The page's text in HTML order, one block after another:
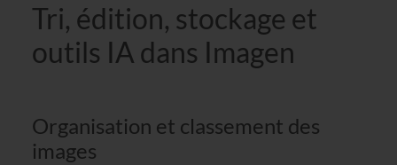
Tri, édition, stockage et
outils IA dans Imagen
Organisation et classement des
images